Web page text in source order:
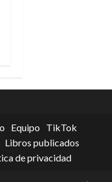
Equipo
TikTok
Libros publicados
de privacidad